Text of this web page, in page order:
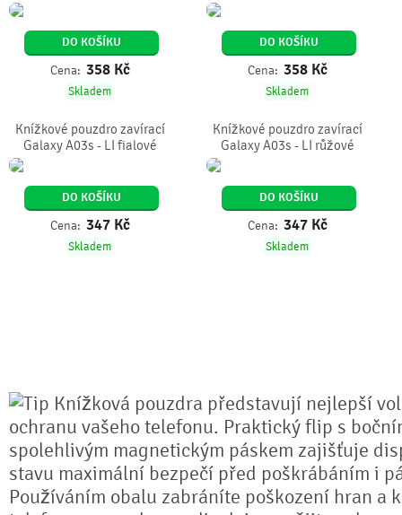
DO KOŠÍKU
Cena: 358 Kč
Skladem
DO KOŠÍKU
Cena: 358 Kč
Skladem
Knížkové pouzdro zavírací
Galaxy A03s - LI fialové
DO KOŠÍKU
Cena: 347 Kč
Skladem
Knížkové pouzdro zavírací
Galaxy A03s - LI růžové
DO KOŠÍKU
Cena: 347 Kč
Skladem
Knížková pouzdra představují nejlepší
ochranu vašeho telefonu. Praktický flip s
spolehlivým magnetickým páskem zajišťuje
stavu maximální bezpečí před poškrábáním i
Používáním obalu zabráníte poškození hran a